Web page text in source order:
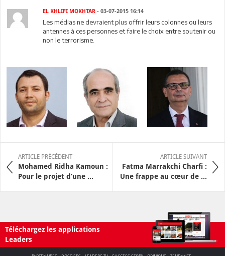
EL KHLIFI MOKHTAR - 03-07-2015 16:14
Les médias ne devraient plus offrir leurs colonnes ou leurs
antennes à ces personnes et faire le choix entre soutenir ou
non le terrorisme.
ARTICLE PRÉCÉDENT
Mohamed Ridha Kamoun :
Pour le projet d’une ...
ARTICLE SUIVANT
Fatma Marrakchi Charfi :
Une frappe au cœur de ...
Téléchargez les applications
Leaders